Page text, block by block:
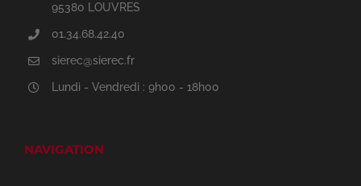
95380 LOUVRES
01.34.68.42.40
sierec@sierec.fr
Lundi - Vendredi : 9h00 - 18h00
NAVIGATION